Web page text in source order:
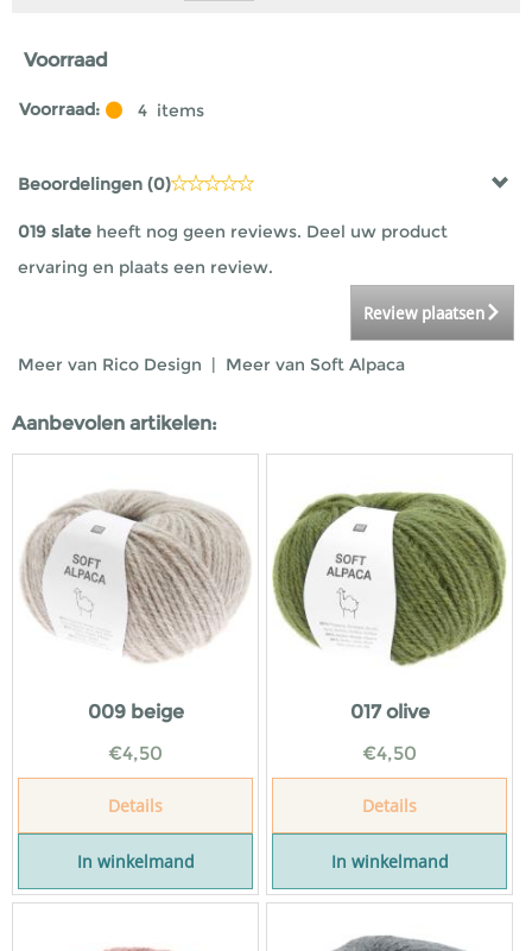
Voorraad
Voorraad: 4 items
Beoordelingen (0)
019 slate heeft nog geen reviews. Deel uw product
ervaring en plaats een review.
Review plaatsen
Meer van Rico Design | Meer van Soft Alpaca
Aanbevolen artikelen:
009 beige
€4,50
Details
In winkelmand
017 olive
€4,50
Details
In winkelmand